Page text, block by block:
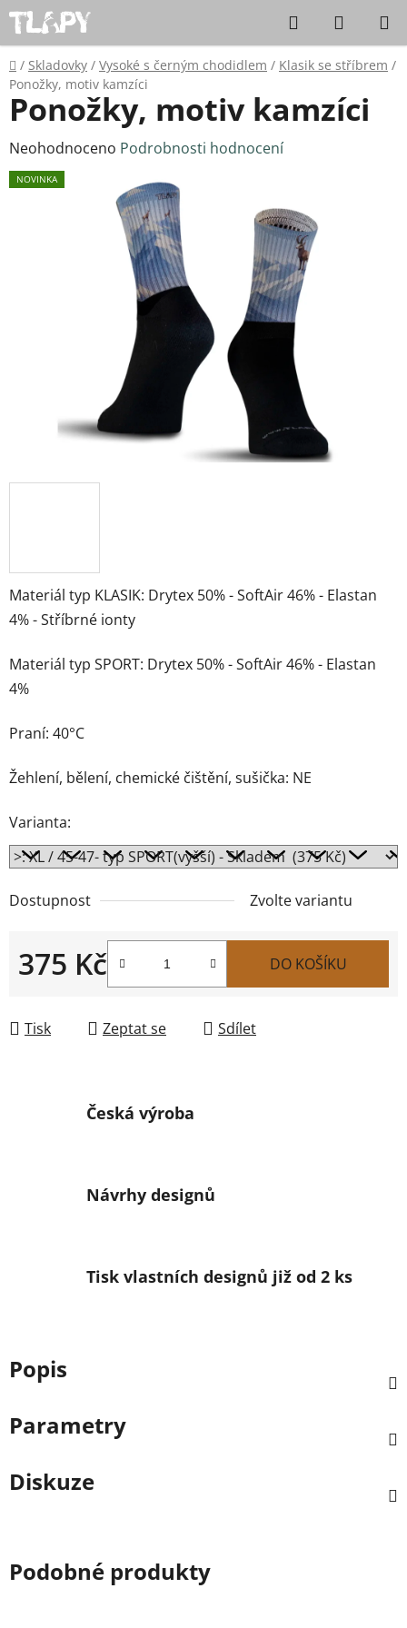
Přejít na obsah Hledat
Domů
/ Skladovky / Vysoké s černým chodidlem / Klasik se stříbrem /
Ponožky, motiv kamzíci
Materiál typ KLASIK: Drytex 50% - SoftAir 46% - Elastan
4% - Stříbrné ionty
Materiál typ SPORT: Drytex 50% - SoftAir 46% - Elastan
4%
Praní: 40°C
Žehlení, bělení, chemické čištění, sušička: NE
Varianta:
Dostupnost Zvolte variantu
375 Kč DO KOŠÍKU
Tisk Zeptat se Sdílet
Ponožky, motiv kamzíci
Průměrné hodnocení produktu je 0,0 z 5 hvězdiček.
Neohodnoceno Podrobnosti hodnocení
NOVINKA
Česká výroba
Návrhy designů
Tisk vlastních designů již od 2 ks
Popis
Parametry
Diskuze
Podobné produkty